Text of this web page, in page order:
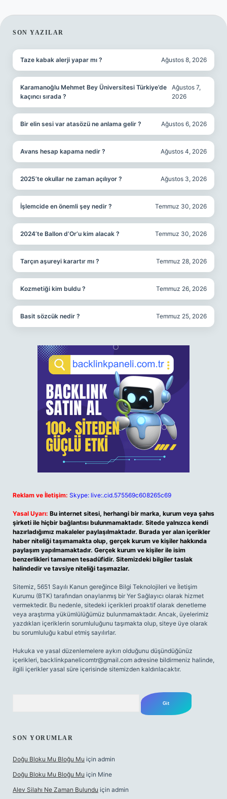
SIDEBAR
SON YAZILAR
Taze kabak alerji yapar mı ? Ağustos 8, 2026
Karamanoğlu Mehmet Bey Üniversitesi Türkiye’de
kaçıncı sırada ?
Ağustos 7,
2026
Bir elin sesi var atasözü ne anlama gelir ? Ağustos 6, 2026
Avans hesap kapama nedir ? Ağustos 4, 2026
2025’te okullar ne zaman açılıyor ? Ağustos 3, 2026
İşlemcide en önemli şey nedir ? Temmuz 30, 2026
2024’te Ballon d’Or’u kim alacak ? Temmuz 30, 2026
Tarçın aşureyi karartır mı ? Temmuz 28, 2026
Kozmetiği kim buldu ? Temmuz 26, 2026
Basit sözcük nedir ? Temmuz 25, 2026
Reklam ve İletişim: Skype: live:.cid.575569c608265c69
Yasal Uyarı: Bu internet sitesi, herhangi bir marka, kurum veya şahıs
şirketi ile hiçbir bağlantısı bulunmamaktadır. Sitede yalnızca kendi
hazırladığımız makaleler paylaşılmaktadır. Burada yer alan içerikler
haber niteliği taşımamakta olup, gerçek kurum ve kişiler hakkında
paylaşım yapılmamaktadır. Gerçek kurum ve kişiler ile isim
benzerlikleri tamamen tesadüfidir. Sitemizdeki bilgiler taslak
halindedir ve tavsiye niteliği taşımazlar.
Sitemiz, 5651 Sayılı Kanun gereğince Bilgi Teknolojileri ve İletişim
Kurumu (BTK) tarafından onaylanmış bir Yer Sağlayıcı olarak hizmet
vermektedir. Bu nedenle, sitedeki içerikleri proaktif olarak denetleme
veya araştırma yükümlülüğümüz bulunmamaktadır. Ancak, üyelerimiz
yazdıkları içeriklerin sorumluluğunu taşımakta olup, siteye üye olarak
bu sorumluluğu kabul etmiş sayılırlar.
Hukuka ve yasal düzenlemelere aykırı olduğunu düşündüğünüz
içerikleri, backlinkpanelicomtr@gmail.com adresine bildirmeniz halinde,
ilgili içerikler yasal süre içerisinde sitemizden kaldırılacaktır.
SON YORUMLAR
Doğu Bloku Mu Bloğu Mu için admin
Doğu Bloku Mu Bloğu Mu için Mine
Alev Silahı Ne Zaman Bulundu için admin